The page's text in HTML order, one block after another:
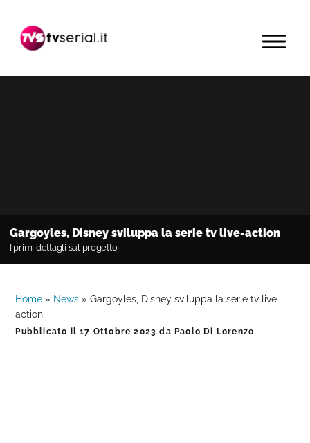
navigazione
contenuto
barra
primaria
MENU
Gargoyles, Disney sviluppa la serie tv live-action
I primi dettagli sul progetto
Home » News »Gargoyles, Disney sviluppa la serie tv live-
action
Pubblicato il17 Ottobre 2023 da Paolo Di Lorenzo